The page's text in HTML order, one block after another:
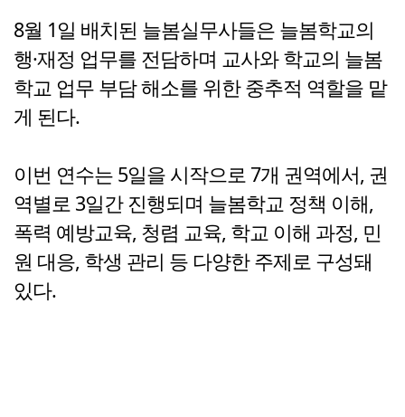
8월 1일 배치된 늘봄실무사들은 늘봄학교의
행·재정 업무를 전담하며 교사와 학교의 늘봄
학교 업무 부담 해소를 위한 중추적 역할을 맡
게 된다.
이번 연수는 5일을 시작으로 7개 권역에서, 권
역별로 3일간 진행되며 늘봄학교 정책 이해,
폭력 예방교육, 청렴 교육, 학교 이해 과정, 민
원 대응, 학생 관리 등 다양한 주제로 구성돼
있다.